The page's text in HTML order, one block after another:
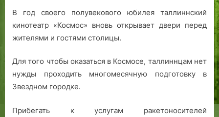
В год своего полувекового юбилея таллиннский
кинотеатр «Космос» вновь открывает двери перед
жителями и гостями столицы.
Для того чтобы оказаться в Космосе, таллиннцам нет
нужды проходить многомесячную подготовку в
Звездном городке.
Прибегать к услугам ракетоносителей